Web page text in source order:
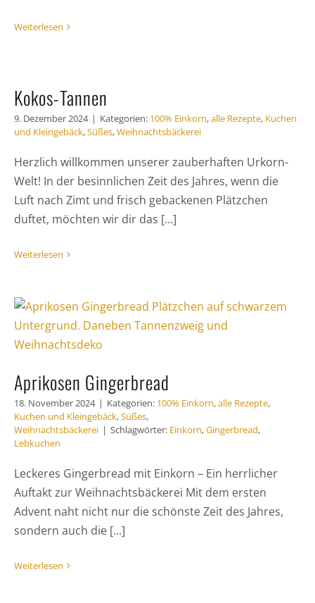
Weiterlesen
Kokos-Tannen
9. Dezember 2024 | Kategorien: 100% Einkorn,alle Rezepte, Kuchen
und Kleingebäck,Süßes,Weihnachtsbäckerei
Herzlich willkommen unserer zauberhaften Urkorn-
Welt! In der besinnlichen Zeit des Jahres, wenn die
Luft nach Zimt und frisch gebackenen Plätzchen
duftet, möchten wir dir das [...]
Weiterlesen
Aprikosen Gingerbread
18. November 2024 | Kategorien: 100% Einkorn,alle Rezepte,
Kuchen und Kleingebäck,Süßes,
Weihnachtsbäckerei | Schlagwörter: Einkorn,Gingerbread,
Lebkuchen
Leckeres Gingerbread mit Einkorn – Ein herrlicher
Auftakt zur Weihnachtsbäckerei Mit dem ersten
Advent naht nicht nur die schönste Zeit des Jahres,
sondern auch die [...]
Weiterlesen